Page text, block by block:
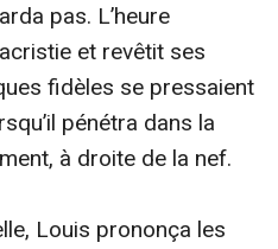
pas. L’heure
et revêtit ses
fidèles se pressaient
pénétra dans la
à droite de la nef.
Louis prononça les